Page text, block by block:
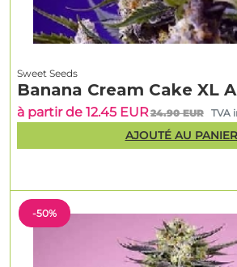
-50%
Sweet Seeds
Banana Cream Cake XL
à partir de 12.45 EUR24.90 EUR TVA
AJOUTÉ AU PANIER